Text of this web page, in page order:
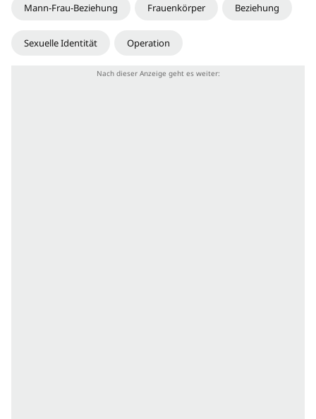
Mann-Frau-Beziehung Frauenkörper Beziehung
Sexuelle Identität Operation